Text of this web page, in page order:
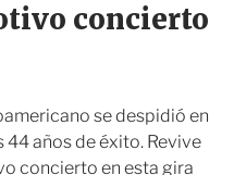
S
ó
rconcierto
se despidió en
años de éxito. Revive
concierto en esta gira